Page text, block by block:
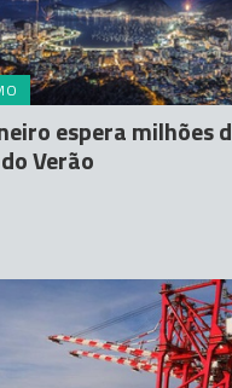
espera milhões
Verão